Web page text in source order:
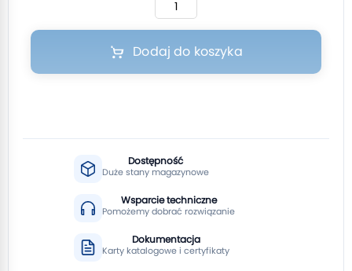
Dodaj do koszyka
Dostępność
Duże stany magazynowe
Wsparcie techniczne
Pomożemy dobrać rozwiązanie
Dokumentacja
Karty katalogowe i certyfikaty